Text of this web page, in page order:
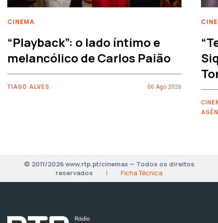
CINEMA
“Playback”: o lado íntimo e
melancólico de Carlos Paião
TIAGO ALVES 06 Ago 2026
© 2011/2026 www.rtp.pt/cinemax — Todos os direitos
reservados
| Ficha Técnica